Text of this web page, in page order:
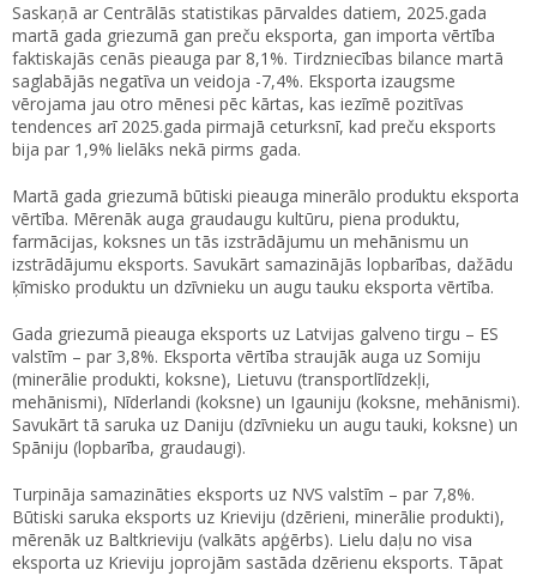
Saskaņā ar Centrālās statistikas pārvaldes datiem, 2025.gada
martā gada griezumā gan preču eksporta, gan importa vērtība
faktiskajās cenās pieauga par 8,1%. Tirdzniecības bilance martā
saglabājās negatīva un veidoja -7,4%. Eksporta izaugsme
vērojama jau otro mēnesi pēc kārtas, kas iezīmē pozitīvas
tendences arī 2025.gada pirmajā ceturksnī, kad preču eksports
bija par 1,9% lielāks nekā pirms gada.
Martā gada griezumā būtiski pieauga minerālo produktu eksporta
vērtība. Mērenāk auga graudaugu kultūru, piena produktu,
farmācijas, koksnes un tās izstrādājumu un mehānismu un
izstrādājumu eksports. Savukārt samazinājās lopbarības, dažādu
ķīmisko produktu un dzīvnieku un augu tauku eksporta vērtība.
Gada griezumā pieauga eksports uz Latvijas galveno tirgu – ES
valstīm – par 3,8%. Eksporta vērtība straujāk auga uz Somiju
(minerālie produkti, koksne), Lietuvu (transportlīdzekļi,
mehānismi), Nīderlandi (koksne) un Igauniju (koksne, mehānismi).
Savukārt tā saruka uz Daniju (dzīvnieku un augu tauki, koksne) un
Spāniju (lopbarība, graudaugi).
Turpināja samazināties eksports uz NVS valstīm – par 7,8%.
Būtiski saruka eksports uz Krieviju (dzērieni, minerālie produkti),
mērenāk uz Baltkrieviju (valkāts apģērbs). Lielu daļu no visa
eksporta uz Krieviju joprojām sastāda dzērienu eksports. Tāpat